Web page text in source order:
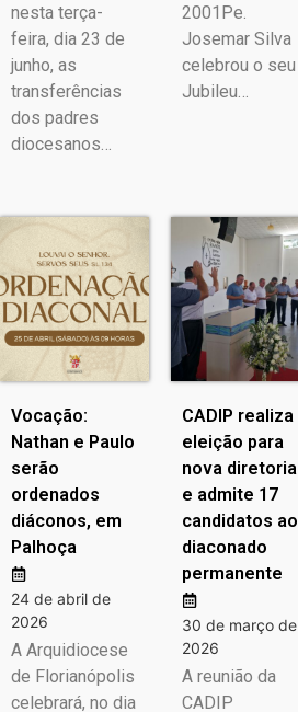
nesta terça-
feira, dia 23 de
junho, as
transferências
dos padres
diocesanos…
2001Pe.
Josemar Silva
celebrou o seu
Jubileu…
Vocação:
Nathan e Paulo
serão
ordenados
diáconos, em
Palhoça
24 de abril de
2026
A Arquidiocese
de Florianópolis
celebrará, no dia
CADIP realiza
eleição para
nova diretoria
e admite 17
candidatos ao
diaconado
permanente
30 de março de
2026
A reunião da
CADIP